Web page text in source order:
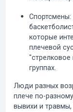
Спортсмены:
которые
плечевой
"стрелковое
группах.
Люди разных
плече по-
вывихи и